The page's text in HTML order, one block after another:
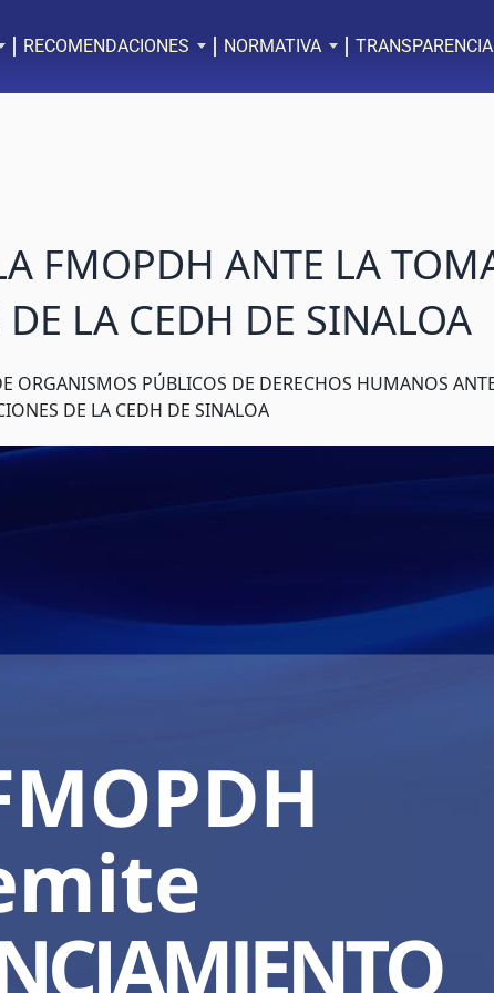
RECOMENDACIONES NORMATIVA TRANSPARENCIA
FMOPDH ANTE LA
LA CEDH DE SINALOA
ORGANISMOS PÚBLICOS DE DERECHOS HUMANOS
DE LA CEDH DE SINALOA